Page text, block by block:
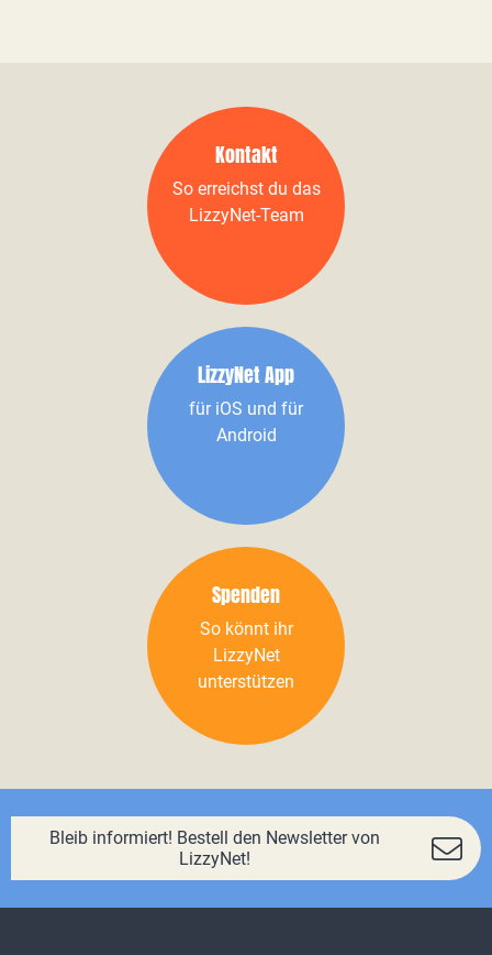
Kontakt
So erreichst du das
LizzyNet-Team
LizzyNet App
für iOS und für
Android
Spenden
So könnt ihr
LizzyNet
unterstützen
Bleib informiert! Bestell den Newsletter von
LizzyNet!